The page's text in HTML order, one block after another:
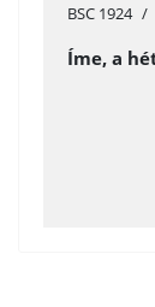
BSC 1924
Íme, a